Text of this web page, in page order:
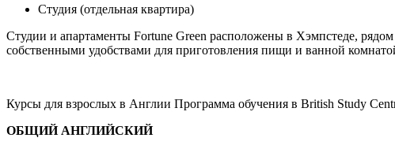
Студия (отдельная квартира)
Студии и апартаменты Fortune Green расположены в Хэмпстеде,
собственными удобствами для приготовления пищи и ванной
Курсы для взрослых в Англии Программа обучения в British Study
ОБЩИЙ АНГЛИЙСКИЙ